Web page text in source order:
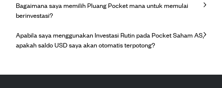
Bagaimana saya memilih Pluang Pocket mana untuk memulai
berinvestasi?
Apabila saya menggunakan Investasi Rutin pada Pocket Saham AS,
apakah saldo USD saya akan otomatis terpotong?